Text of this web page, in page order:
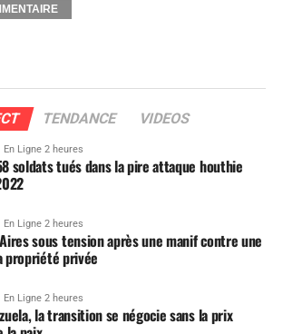
TENDANCE VIDEOS
En Ligne 2 heures
soldats tués dans la pire attaque houthie
En Ligne 2 heures
sous tension après une manif contre une
propriété privée
En Ligne 2 heures
la transition se négocie sans la prix